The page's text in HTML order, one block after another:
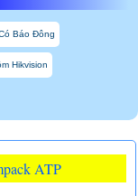
Báo Đông
Hikvision
ATP